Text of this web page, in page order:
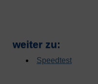
weiter zu:
Speedtest